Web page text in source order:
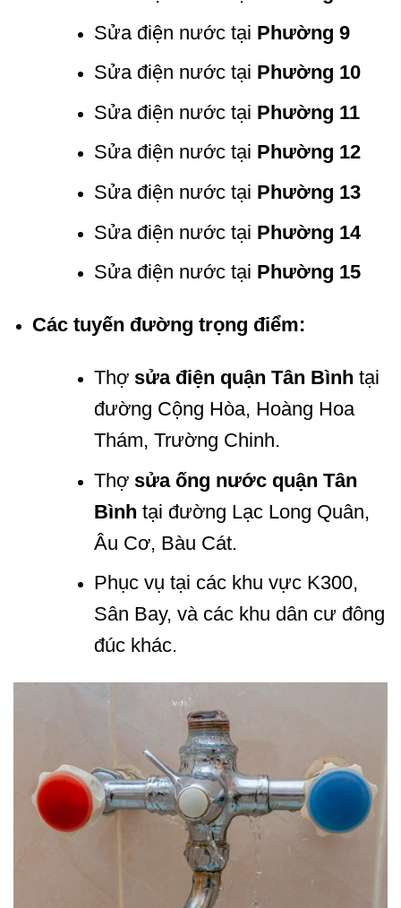
Sửa điện nước tại Phường 9
Sửa điện nước tại Phường 10
Sửa điện nước tại Phường 11
Sửa điện nước tại Phường 12
Sửa điện nước tại Phường 13
Sửa điện nước tại Phường 14
Sửa điện nước tại Phường 15
Các tuyến đường trọng điểm:
Thợ sửa điện quận Tân Bình tại
đường Cộng Hòa, Hoàng Hoa
Thám, Trường Chinh.
Thợ sửa ống nước quận Tân
Bình tại đường Lạc Long Quân,
Âu Cơ, Bàu Cát.
Phục vụ tại các khu vực K300,
Sân Bay, và các khu dân cư đông
đúc khác.